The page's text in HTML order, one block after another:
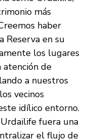
más
haber
Reserva en su
los lugares
de
a nuestros
vecinos
idílico entorno.
fuera una
el flujo de